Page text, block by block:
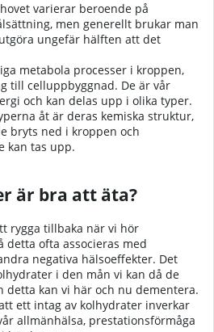
varierar beroende på
men generellt brukar man
ungefär hälften att det
metabola processer i kroppen,
till celluppbyggnad. De är vår
och kan delas upp i olika typer.
åt är deras kemiska struktur,
bryts ned i kroppen och
kan tas upp.
är bra att äta?
rygga tillbaka när vi hör
ofta associeras med
negativa hälsoeffekter. Det
i den mån vi kan då de
detta kan vi här och nu dementera.
ett intag av kolhydrater inverkar
allmänhälsa, prestationsförmåga